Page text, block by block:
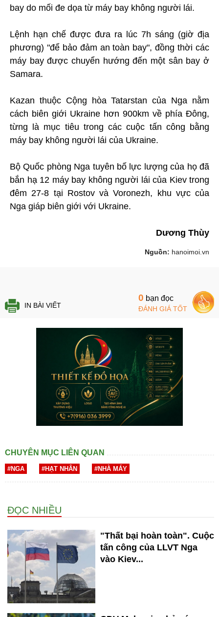
bay do mối đe dọa từ máy bay không người lái.
Lệnh hạn chế được đưa ra lúc 7h sáng (giờ địa
phương) "để bảo đảm an toàn bay", đồng thời các
máy bay được chuyển hướng đến một sân bay ở
Samara.
Kazan thuộc Cộng hòa Tatarstan của Nga nằm
cách biên giới Ukraine hơn 900km về phía Đông,
từng là mục tiêu trong các cuộc tấn công bằng
máy bay không người lái của Ukraine.
Bộ Quốc phòng Nga tuyên bố lực lượng của họ đã
bắn hạ 12 máy bay không người lái của Kiev trong
đêm 27-8 tại Rostov và Voronezh, khu vực của
Nga giáp biên giới với Ukraine.
Dương Thùy
Nguồn: hanoimoi.vn
IN BÀI VIẾT
0 bạn đọc
ĐÁNH GIÁ TỐT
CHUYÊN MỤC LIÊN QUAN
#NGA #HẠT NHÂN #NHÀ MÁY
ĐỌC NHIỀU
"Thất bại hoàn toàn". Cuộc
tấn công của LLVT Nga
vào Kiev...